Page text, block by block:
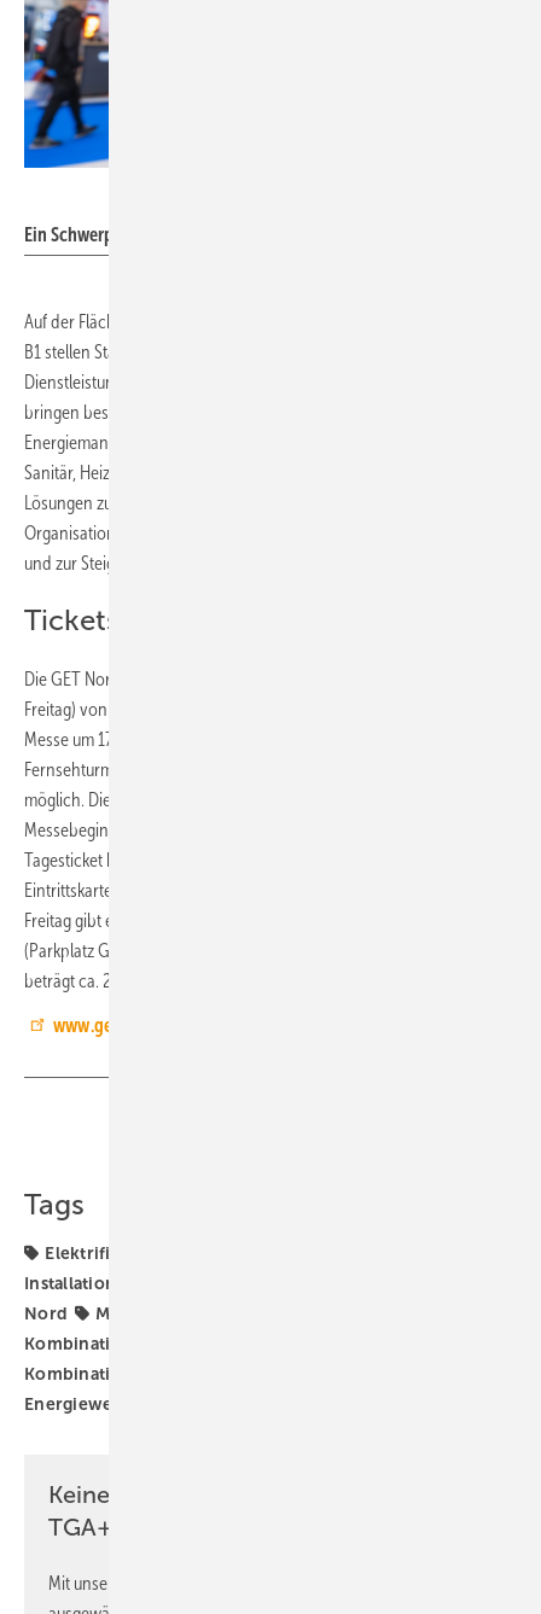
Ein Schwerpunkt in Halle B6 ist die Trinkwasserhygiene.
Auf der Fläche „Startup@GET Nord by VdZ“ im Erdgeschoss von Halle
B1 stellen Startups ihre innovativen Geschäftsmodelle,
Dienstleistungen und Produkte aus. Die teilnehmenden Unternehmen
bringen besonders Innovationen zu den Bereichen Energie und
Energiemanagement, Handwerk und Planung für die Bereiche Elektro,
Sanitär, Heizung- und Klimatechnik mit. Mit dabei werden u. a.
Lösungen zur digitalen Planung von Heizungsanlagen, Tools zur
Organisation, Planung und Durchführung von Projekten im Handwerk
und zur Steigerung der Energie- und Ressourceneffizienz sein.
Tickets und Anreise
Die GET Nord ist an den beiden ersten Messetagen (Donnerstag und
Freitag) von 9:00 bis 18:00 Uhr geöffnet, am Sonnabend schließt die
Messe um 17:00 Uhr. Der Zugang ist über die Eingänge Mitte am
Fernsehturm (Hallen A1 und A4), Ost (Halle B4) und Süd (Halle B6)
möglich. Die Garderoben an den Eingängen sind eine Stunde vor
Messebeginn bis eine Stunde nach Messeschluss geöffnet. Ein
Tagesticket kostet 15 Euro, ein Dauerticket 24 Euro. In den
Eintrittskarten ist keine Fahrkarte enthalten. Am Donnerstag und
Freitag gibt es einen Bus-Shuttle-Service vom Volksparkstadion
(Parkplatz Gelb, A7 Ausfahrt Volkspark) zur GET Nord, die Fahrtzeit
beträgt ca. 20 min.
www.get-nord.de
Tags
Elektrifizierung
Installation
Nord
Messe
Kombination
Kombination
Energiewende
Keine Zeit? Kein Problem mit dem
TGA+E Newsletter!
Mit unserem Newsletter erhalten Sie regelmäßig von uns